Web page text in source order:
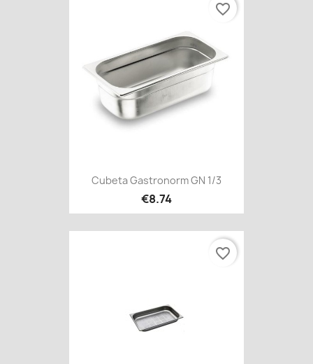
Cubeta Gastronorm GN 1/3
€8.74
favorite_border
favorite_border